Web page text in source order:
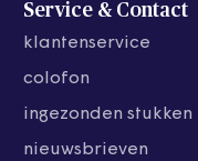
Service & Contact
klantenservice
colofon
ingezonden stukken
nieuwsbrieven